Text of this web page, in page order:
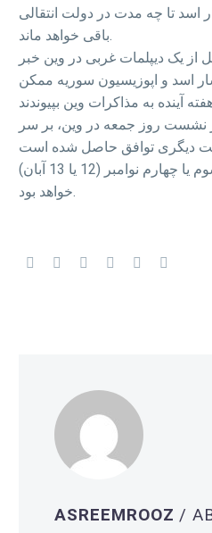
اسد تا چه مدت در دولت انتقالی
باقی خواهد ماند.
از یک دیپلمات غربی در وین خبر
اسد و اپوزیسیون سوریه ممکن
نشست روز جمعه در وین، بر سر
تاریخ این نشست احتمالا سوم یا چهارم نوامبر (12 یا 13 آبان)
خواهد بود.
ASREEMROOZ /